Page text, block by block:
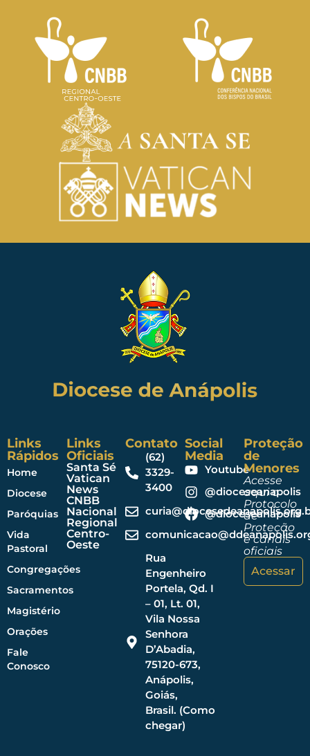
Links
Rápidos
Home
Diocese
Paróquias
Vida
Pastoral
Congregações
Sacramentos
Magistério
Orações
Fale
Conosco
Links
Oficiais
Santa Sé
Vatican
News
CNBB
Nacional
Regional
Centro-
Oeste
Contato
(62)
3329-
3400
Rua
Engenheiro
Portela, Qd. I
– 01, Lt. 01,
Vila Nossa
Senhora
D’Abadia,
75120-673,
Anápolis,
Goiás,
Brasil. (Como
chegar)
Social
Media
Youtube
@dioceseanapolis
@dioceseanapolis
Proteção
de
Menores
Acesse
aqui o
Protocolo
de
Proteção
e canais
oficiais
Acessar